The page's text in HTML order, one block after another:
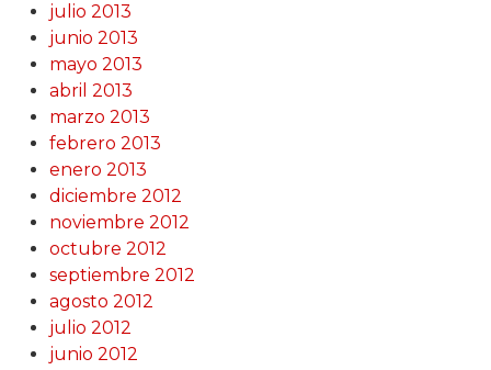
julio 2013
junio 2013
mayo 2013
abril 2013
marzo 2013
febrero 2013
enero 2013
diciembre 2012
noviembre 2012
octubre 2012
septiembre 2012
agosto 2012
julio 2012
junio 2012